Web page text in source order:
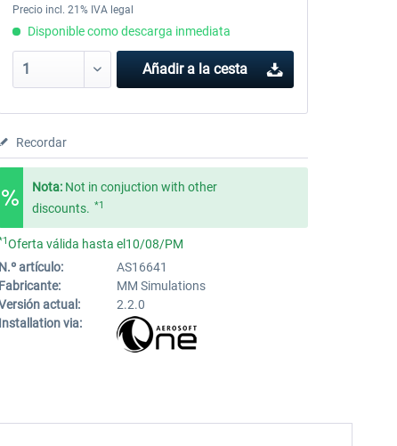
Precio incl. 21% IVA legal
Disponible como descarga inmediata
Añadir a la cesta
Recordar
Nota: Not in conjuction with other
discounts. *1
Oferta válida hasta el10/08/PM
N.º artículo:
AS16641
Fabricante:
MM Simulations
actual:
2.2.0
Installation via: